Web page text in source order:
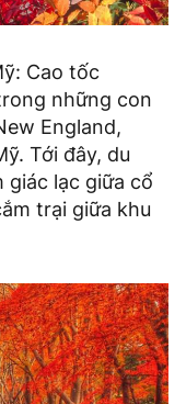
Cao tốc
những con
England,
Tới đây, du
giác lạc giữa cổ
trại giữa khu